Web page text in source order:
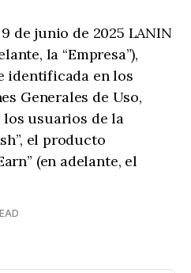
de junio de 2025 LANIN
la “Empresa”),
identificada en los
Generales de Uso,
usuarios de la
el producto
(en adelante, el